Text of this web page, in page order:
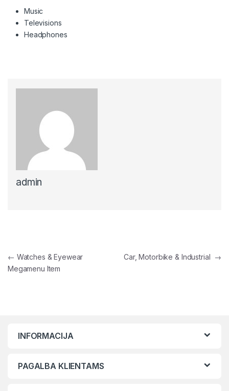
Music
Televisions
Headphones
admin
Navigacija tarp įrašų
← Watches & Eyewear
Megamenu Item
Car, Motorbike & Industrial →
INFORMACIJA
PAGALBA KLIENTAMS